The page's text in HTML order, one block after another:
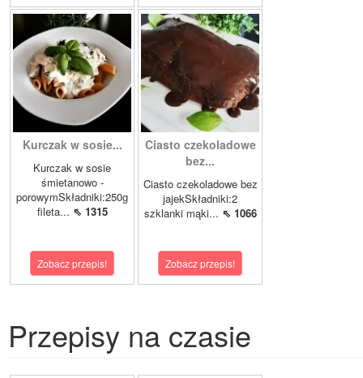
Kurczak w sosie...
Kurczak w sosie
śmietanowo -
porowymSkładniki:250g
fileta... ⇖ 1315
Zobacz przepis!
Ciasto czekoladowe
bez...
Ciasto czekoladowe bez
jajekSkładniki:2
szklanki mąki... ⇖ 1066
Zobacz przepis!
Przepisy na czasie